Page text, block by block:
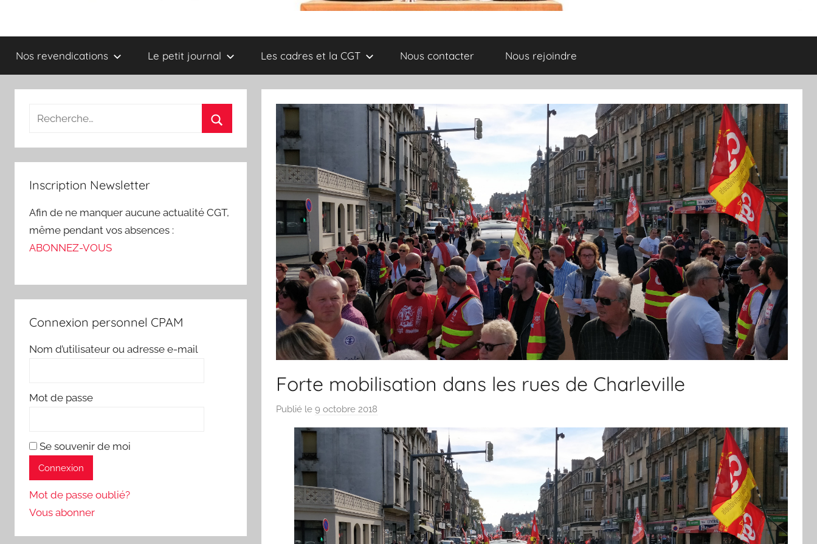
Syndicat
CGT
CPAM
des
Ardennes
Nos revendications Le petit journal Les cadres et la CGT Nous contacter Nous rejoindre
Forte mobilisation dans les rues de Charleville
Publié le 9 octobre 2018
a
e
y
n
Inscription Newsletter
Afin de ne manquer aucune actualité CGT,
même pendant vos absences :
ABONNEZ-VOUS
Connexion personnel CPAM
Nom d’utilisateur ou adresse e-mail
Mot de passe
Se souvenir de moi
Mot de passe oublié?
Vous abonner